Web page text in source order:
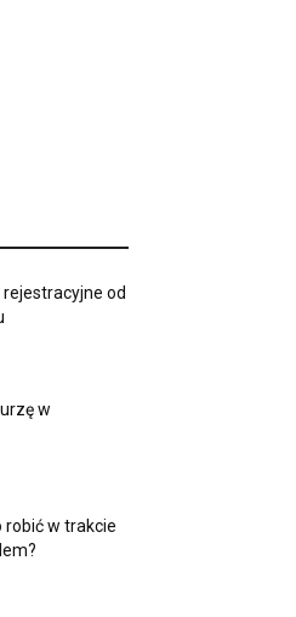
od
w
robić w trakcie